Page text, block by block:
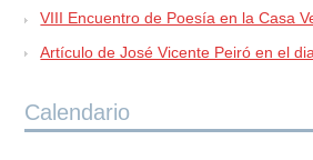
VIII Encuentro de Poesía en la Casa
Artículo de José Vicente Peiró en el
Calendario